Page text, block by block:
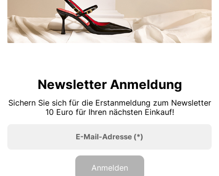
Newsletter Anmeldung
Sichern Sie sich für die Erstanmeldung zum Newsletter
10 Euro für Ihren nächsten Einkauf!
E-Mail-Adresse (*)
Anmelden